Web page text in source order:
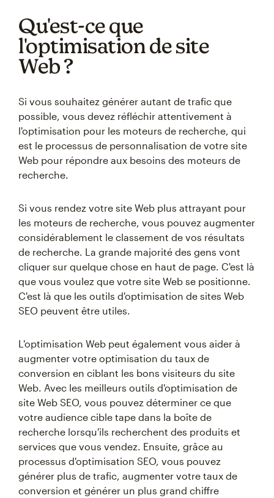
Qu'est-ce que
l'optimisation de site
Web ?
Si vous souhaitez générer autant de trafic que
possible, vous devez réfléchir attentivement à
l'optimisation pour les moteurs de recherche, qui
est le processus de personnalisation de votre site
Web pour répondre aux besoins des moteurs de
recherche.
Si vous rendez votre site Web plus attrayant pour
les moteurs de recherche, vous pouvez augmenter
considérablement le classement de vos résultats
de recherche. La grande majorité des gens vont
cliquer sur quelque chose en haut de page. C'est là
que vous voulez que votre site Web se positionne.
C'est là que les outils d'optimisation de sites Web
SEO peuvent être utiles.
L'optimisation Web peut également vous aider à
augmenter votre optimisation du taux de
conversion en ciblant les bons visiteurs du site
Web. Avec les meilleurs outils d'optimisation de
site Web SEO, vous pouvez déterminer ce que
votre audience cible tape dans la boîte de
recherche lorsqu'ils recherchent des produits et
services que vous vendez. Ensuite, grâce au
processus d'optimisation SEO, vous pouvez
générer plus de trafic, augmenter votre taux de
conversion et générer un plus grand chiffre